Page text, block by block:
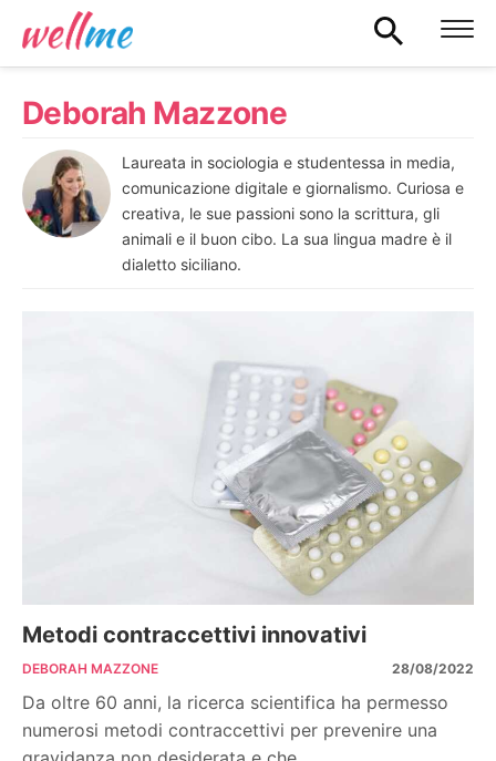
Deborah Mazzone
Laureata in sociologia e studentessa in media,
comunicazione digitale e giornalismo. Curiosa e
creativa, le sue passioni sono la scrittura, gli
animali e il buon cibo. La sua lingua madre è il
dialetto siciliano.
Metodi contraccettivi innovativi
DEBORAH MAZZONE 28/08/2022
Da oltre 60 anni, la ricerca scientifica ha permesso
numerosi metodi contraccettivi per prevenire una